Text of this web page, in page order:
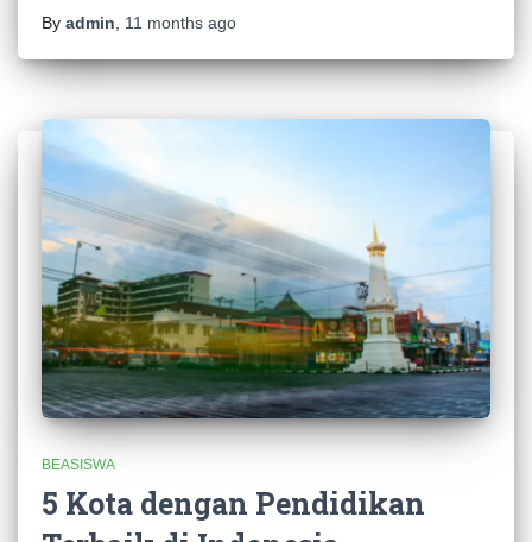
By admin 11 months ago
BEASISWA
5 Kota dengan Pendidikan